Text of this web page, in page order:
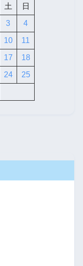
土 日
3 4
10 11
17 18
24 25